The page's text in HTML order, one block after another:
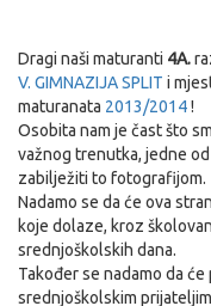
Dragi naši maturanti 4A.
V. GIMNAZIJA SPLIT i
maturanata 2013/2014!
Osobita nam je čast što
važnog trenutka, jedne
zabilježiti to fotografijom.
Nadamo se da će ova
koje dolaze, kroz
srednjoškolskih dana.
Također se nadamo da
srednjoškolskim